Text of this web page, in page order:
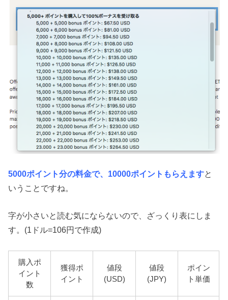
5000ポイント分の料金で、10000ポイントもらえますと
いうことですね。
字が小さいと読む気にならないので、ざっくり表にしま
す。(1ドル=106円で作成)
購入ポ
イント
数
獲得ポ
イント
値段
(USD)
値段
(JPY)
ポイン
ト単価